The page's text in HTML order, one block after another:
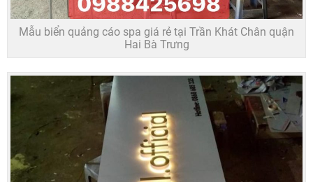
Mẫu biển quảng cáo spa giá rẻ tại Trần Khát Chân quận
Hai Bà Trưng